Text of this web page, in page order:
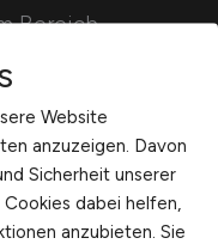
Bereich
Website
anzuzeigen. Davon
Sicherheit unserer
dabei helfen,
anzubieten. Sie